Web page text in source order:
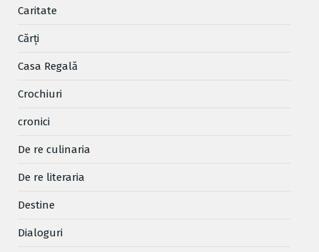
Caritate
Cărţi
Casa Regală
Crochiuri
cronici
De re culinaria
De re literaria
Destine
Dialoguri